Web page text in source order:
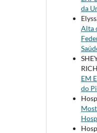
da
Alta
EM
do